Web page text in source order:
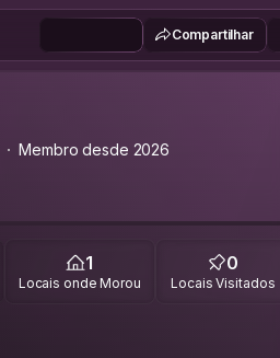
Compartilhar
Membro desde 2026
1
Locais onde Morou
0
Locais Visitados